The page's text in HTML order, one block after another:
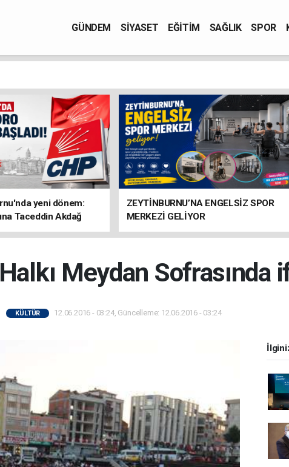
GÜNDEM SİYASET EĞİTİM SAĞLIK SPOR
yeni dönem:
Taceddin Akdağ
ZEYTİNBURNU’NA ENGELSİZ SPOR
MERKEZİ GELİYOR
Meydan Sofrasında
KÜLTÜR 12.06.2016 - 03:24, Güncelleme: 12.06.2016 - 03:24